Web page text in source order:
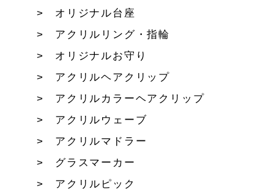
オリジナル台座
アクリルリング・指輪
オリジナルお守り
アクリルヘアクリップ
アクリルカラーヘアクリップ
アクリルウェーブ
アクリルマドラー
グラスマーカー
アクリルピック